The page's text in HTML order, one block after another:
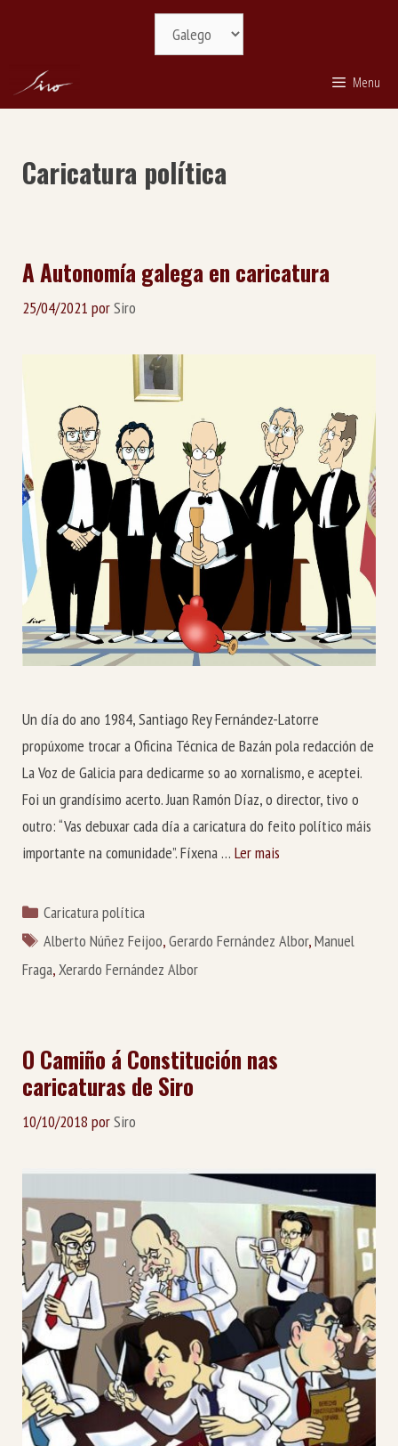
Menu
Caricatura política
A Autonomía galega en caricatura
25/04/2021 porSiro
Un día do ano 1984, Santiago Rey Fernández-Latorre
propúxome trocar a Oficina Técnica de Bazán pola redacción de
La Voz de Galicia para dedicarme so ao xornalismo, e aceptei.
Foi un grandísimo acerto. Juan Ramón Díaz, o director, tivo o
outro: “Vas debuxar cada día a caricatura do feito político máis
importante na comunidade”. Fíxena … Ler mais
Categorías
Caricatura política
Etiquetas
Alberto Núñez Feijoo,Gerardo Fernández Albor,Manuel
Fraga,Xerardo Fernández Albor
O Camiño á Constitución nas
caricaturas de Siro
10/10/2018 porSiro